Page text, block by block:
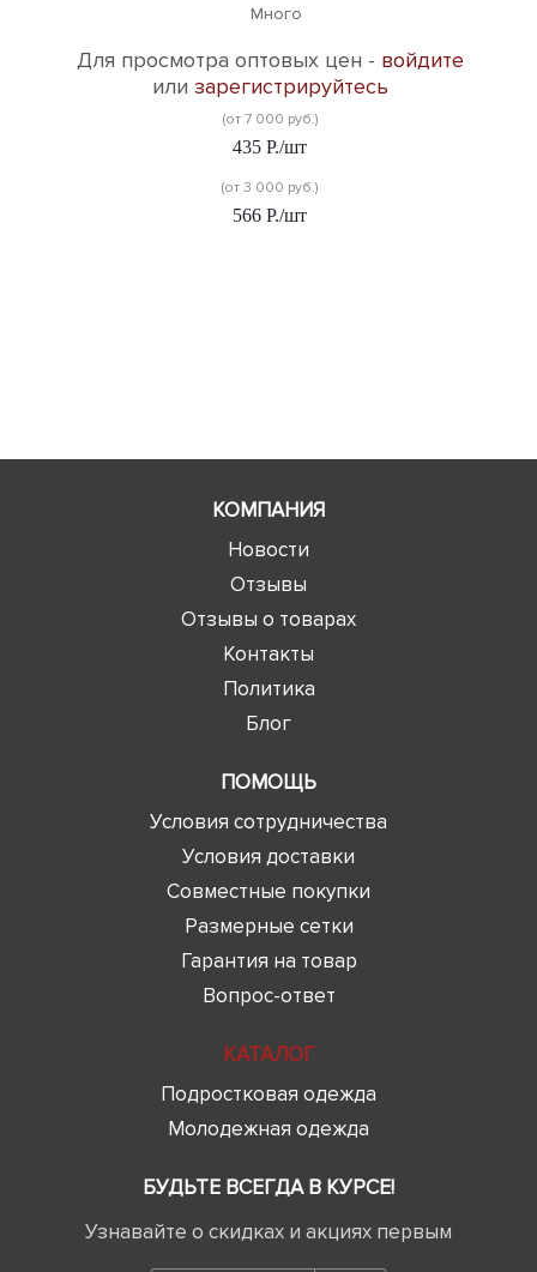
Много
Для просмотра оптовых цен - войдите
или зарегистрируйтесь
(от 7 000 руб.)
435 Р./шт
(от 3 000 руб.)
566 Р./шт
КОМПАНИЯ
Новости
Отзывы
Отзывы о товарах
Контакты
Политика
Блог
ПОМОЩЬ
Условия сотрудничества
Условия доставки
Совместные покупки
Размерные сетки
Гарантия на товар
Вопрос-ответ
КАТАЛОГ
Подростковая одежда
Молодежная одежда
БУДЬТЕ ВСЕГДА В КУРСЕ!
Узнавайте о скидках и акциях первым